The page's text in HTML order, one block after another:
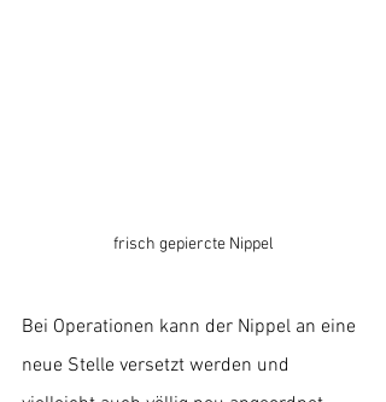
frisch gepiercte Nippel
Bei Operationen kann der Nippel an eine
neue Stelle versetzt werden und